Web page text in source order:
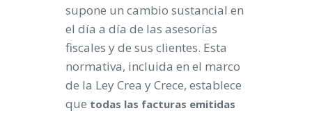
supone un cambio sustancial en
el día a día de las asesorías
fiscales y de sus clientes. Esta
normativa, incluida en el marco
de la Ley Crea y Crece, establece
que todas las facturas emitidas